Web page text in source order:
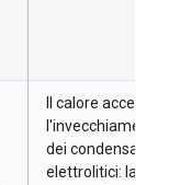
Il calore accelera
l'invecchiamento
dei condensatori
elettrolitici: la